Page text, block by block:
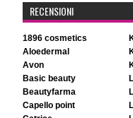
RECENSIONI
1896 cosmetics
aloedermal
avon
basic beauty
beautyfarma
capello point